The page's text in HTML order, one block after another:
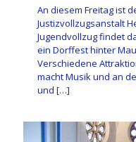
An diesem Freitag ist
Justizvollzugsanstalt
Jugendvollzug findet
ein Dorffest hinter
Verschiedene
macht Musik und an
und […]